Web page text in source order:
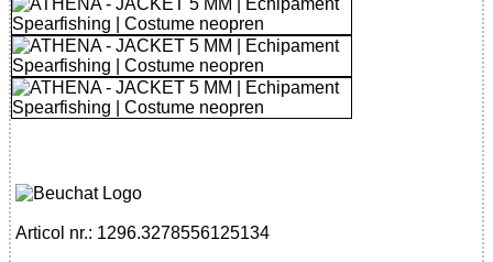
Articol nr.: 1296.3278556125134